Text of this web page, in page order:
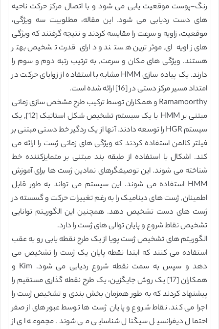
رنگ-پوست موقعیت یابی می شود و با اتصال مرکز حرکت ناحیه
های دست ردیابی می شود. این مقاله، مطلوبیت سه ویژگی،
موقعیت، زاویه و سرعت را مقایسه کردند و نتیجه گرفتند که ویژگی
های زاویه ای, موثرترین هستند و دارای قدرت تشخیص بهتر
هستند. ویژگی های مکان و سرعت, به ترتیب رتبه دوم و سوم را
دارند. یک پیاده سازی HMM مشابه با استفاده از زوایای حرکت در
امتداد مسیر مرکز دستی در [16] ارائه شده است.
Ramamoorthy و همکاران توسط ترکیب طرح مشخص سازی زمانی
مبتنی بر HMM با یک سیستم تشخیص شکل استاتیک [12], یک
سیستم HGR را توسعه دادند. آنها از یک ردگیر خط دستی مبتنی بر
فیلتر کالمن استفاده کردند که ویژگی های زمانی ژست را ارائه می
کند. اشکال با استفاده از طبقه بند مبتنی بر متمایزکننده خط
شناخته می شوند. این توصیفگرهای نمادین ژست ها برای آموزش
HMM استفاده می شوند. این سیستم می تواند به طور قابل
اطمینان, ژست های دینامیک را به رغم تغییرات حرکت و گسسته در
ژست های دست تشخیص دهد. همچنین این الگوریتم توانایی
تشخیص نقاط شروع و پایان توالی های ژست را دارد.
الگوریتم های تشخیص ژست پویا از یک طرح نقطه یابی رو به عقب
استفاده می کنند که ابتدا نقطه پایان یک ژست را تشخیص می
دهد و سپس به سمت نقطه شروع ردیابی می شود. Kim و
همکاران [17] یک روش جایگزین، یک طرح نقطه گذاری مستقیم را
پیشنهاد کردند که به طور همزمان بخش بندی و تشخیص ژست را
اجرا می کند. نقاط شروع و پایان ژست ها توسط عبورهای از صفر
احتمال دیفرانسیل سیگنال شناسایی می شوند. مجموعه ای از